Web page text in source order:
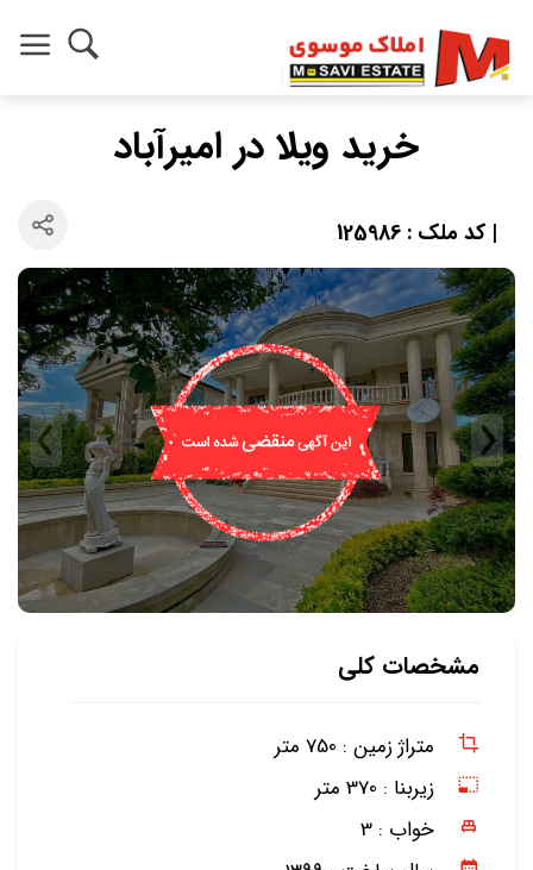
خرید ویلا در امیرآباد
| کد ملک : 125986
مشخصات کلی
متراژ زمین : 750 متر
زیربنا : 370 متر
خواب : 3